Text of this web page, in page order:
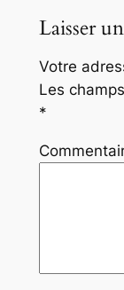
Laisser
Votre
Les
*